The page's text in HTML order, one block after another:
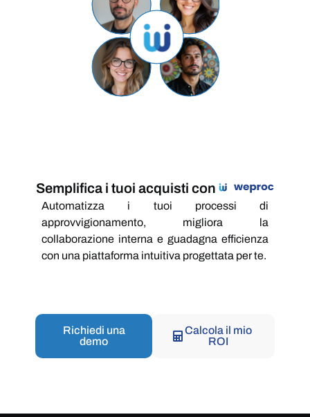
Semplifica i tuoi acquisti con
Automatizza i tuoi processi di
approvvigionamento, migliora la
collaborazione interna e guadagna efficienza
con una piattaforma intuitiva progettata per te.
Richiedi una
demo
Calcola il mio
ROI